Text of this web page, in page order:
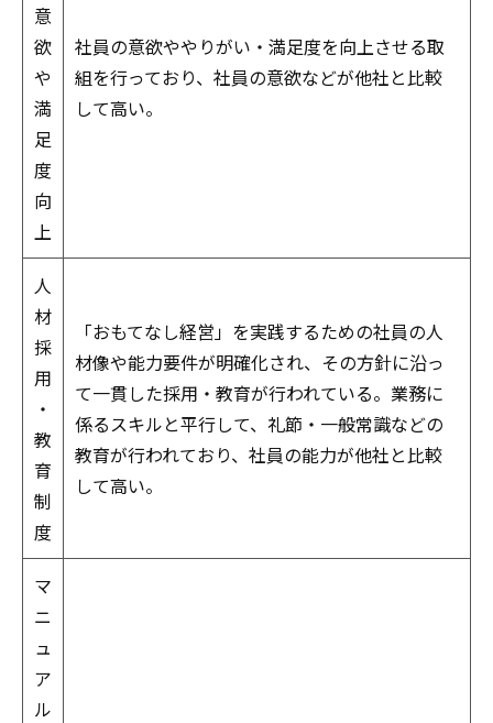
意
欲
や
満
足
度
向
上
社員の意欲ややりがい・満足度を向上させる取
組を行っており、社員の意欲などが他社と比較
して高い。
人
材
採
用
・
教
育
制
度
「おもてなし経営」を実践するための社員の人
材像や能力要件が明確化され、その方針に沿っ
て一貫した採用・教育が行われている。業務に
係るスキルと平行して、礼節・一般常識などの
教育が行われており、社員の能力が他社と比較
して高い。
マ
ニ
ュ
ア
ル